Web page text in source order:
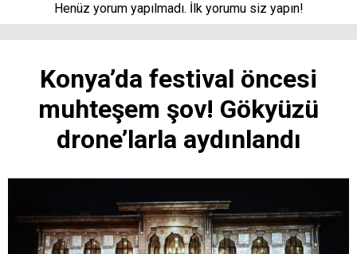
Henüz yorum yapılmadı. İlk yorumu siz yapın!
Konya’da festival öncesi
muhteşem şov! Gökyüzü
drone’larla aydınlandı